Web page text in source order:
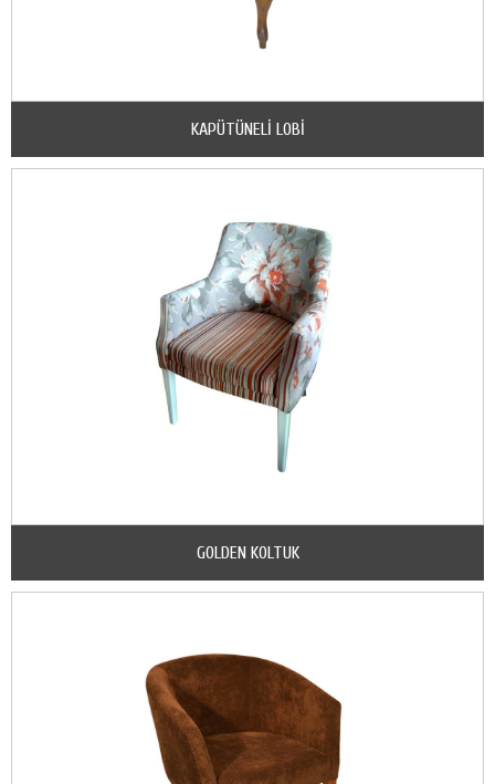
KAPÜTÜNELİ LOBİ
GOLDEN KOLTUK